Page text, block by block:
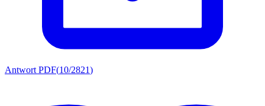
Antwort PDF(10/2821)